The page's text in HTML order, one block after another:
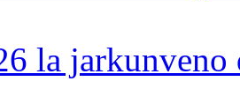
la jarkunveno